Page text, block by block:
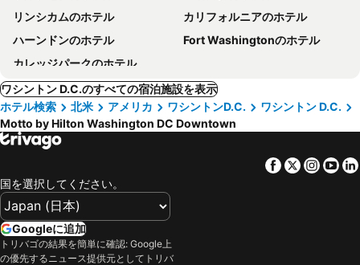
リンシカムのホテル
カリフォルニアのホテル
ハーンドンのホテル
Fort Washingtonのホテル
カレッジパークのホテル
ワシントン D.C.のすべての宿泊施設を表示
ホテル検索
北米 アメリカ ワシントンD.C.
ワシントン D.C.
Motto by Hilton Washington DC Downtown
Facebook
Twitter
国を選択してください。
Googleに追加
トリバゴの結果を簡単に確認: Google上
の優先するニュース提供元としてトリバ